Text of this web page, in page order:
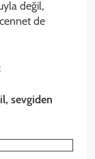
değil,
de
sevgiden